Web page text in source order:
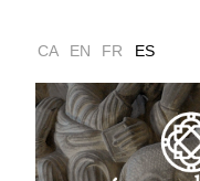
CA EN FR ES